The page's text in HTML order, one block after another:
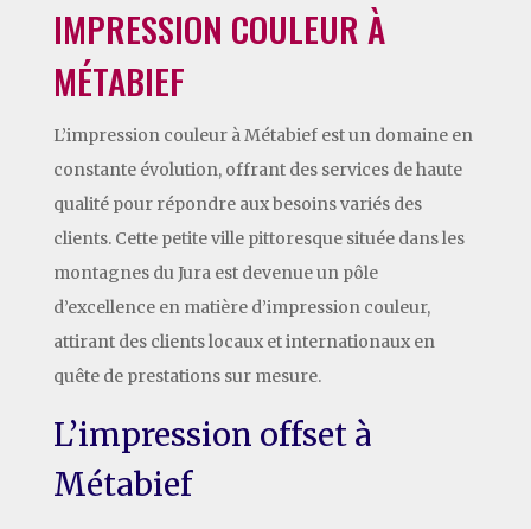
IMPRESSION COULEUR À
MÉTABIEF
L’impression couleur à Métabief est un domaine en
constante évolution, offrant des services de haute
qualité pour répondre aux besoins variés des
clients. Cette petite ville pittoresque située dans les
montagnes du Jura est devenue un pôle
d’excellence en matière d’impression couleur,
attirant des clients locaux et internationaux en
quête de prestations sur mesure.
L’impression offset à
Métabief